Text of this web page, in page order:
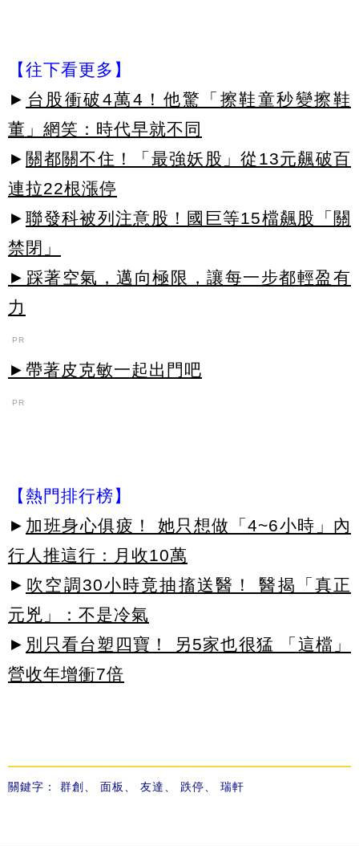
【往下看更多】
► 台股衝破4萬4！他驚「擦鞋童秒變擦鞋
董」網笑：時代早就不同
► 關都關不住！「最強妖股」從13元飆破百
連拉22根漲停
► 聯發科被列注意股！國巨等15檔飆股「關
禁閉」
►踩著空氣，邁向極限，讓每一步都輕盈有
力
PR
►帶著皮克敏一起出門吧
PR
【熱門排行榜】
► 加班身心俱疲！ 她只想做「4~6小時」內
行人推這行：月收10萬
► 吹空調30小時竟抽搐送醫！ 醫揭「真正
元兇」：不是冷氣
► 別只看台塑四寶！ 另5家也很猛 「這檔」
營收年增衝7倍
關鍵字： 群創 面板 友達 跌停 瑞軒